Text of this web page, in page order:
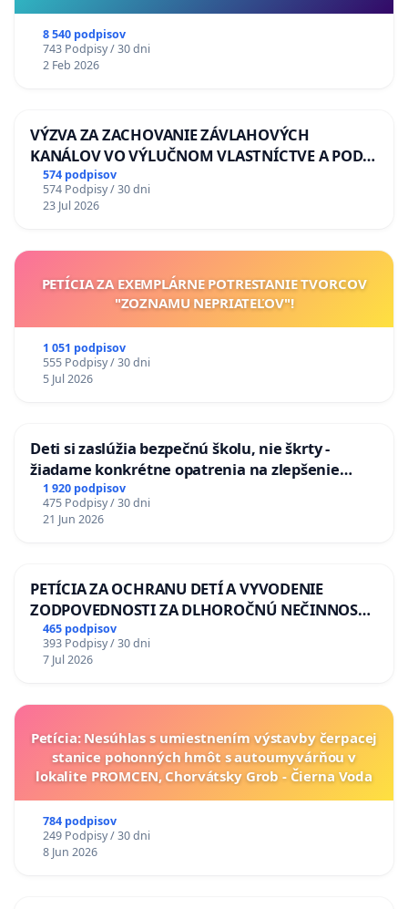
8 540 podpisov
743 Podpisy / 30 dni
2 Feb 2026
VÝZVA ZA ZACHOVANIE ZÁVLAHOVÝCH
KANÁLOV VO VÝLUČNOM VLASTNÍCTVE A POD
KONTROLOU SLOVENSKEJ REPUBLIKY & žiadosť
na riešenie zanedbaného stavu závlahových a
odvodňovacích kanálov na Slovensku
574 podpisov
574 Podpisy / 30 dni
23 Jul 2026
PETÍCIA ZA EXEMPLÁRNE POTRESTANIE TVORCOV
"ZOZNAMU NEPRIATEĽOV"!
1 051 podpisov
555 Podpisy / 30 dni
5 Jul 2026
Deti si zaslúžia bezpečnú školu, nie škrty -
žiadame konkrétne opatrenia na zlepšenie
situácie v školstve
1 920 podpisov
475 Podpisy / 30 dni
21 Jun 2026
PETÍCIA ZA OCHRANU DETÍ A VYVODENIE
ZODPOVEDNOSTI ZA DLHOROČNÚ NEČINNOSŤ
A ZLYHANIE ŠTÁTU
465 podpisov
393 Podpisy / 30 dni
7 Jul 2026
Petícia: Nesúhlas s umiestnením výstavby čerpacej
stanice pohonných hmôt s autoumyvárňou v
lokalite PROMCEN, Chorvátsky Grob - Čierna Voda
784 podpisov
249 Podpisy / 30 dni
8 Jun 2026